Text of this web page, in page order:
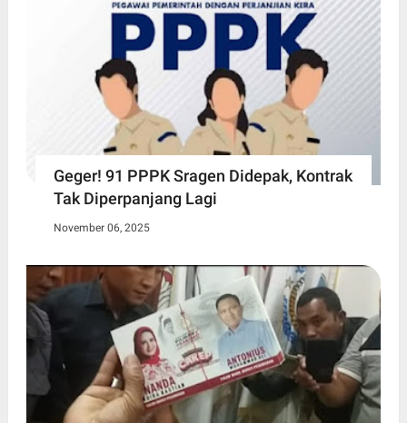
Geger! 91 PPPK Sragen Didepak, Kontrak
Tak Diperpanjang Lagi
November 06, 2025